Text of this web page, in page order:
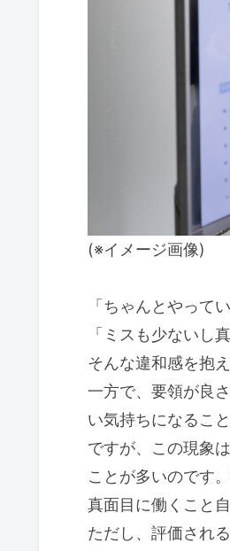
(※イメージ画像)
「ちゃんとやって
「ミスも少ないし
そんな違和感を抱
一方で、要領が良
い気持ちになるこ
ですが、この現象
ことが多いのです
真面目に働くこと
ただし、評価され